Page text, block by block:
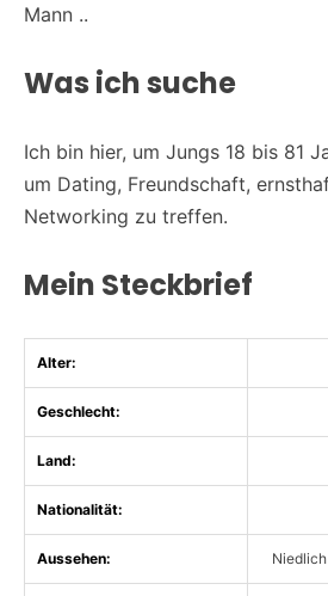
Mann ..
Was ich suche
Ich bin hier, um Jungs 18 bis 81
um Dating, Freundschaft,
Networking zu treffen.
Mein Steckbrief
Alter:
Geschlecht:
Land:
Nationalität:
Aussehen: